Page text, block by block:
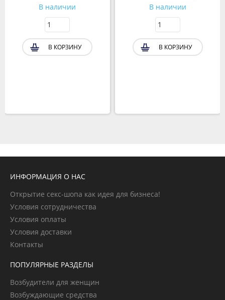
В наличии
В КОРЗИНУ
В наличии
В КОРЗИНУ
ИНФОРМАЦИЯ О НАС
Открытие секс-шопа как идея для бизнеса!
Условия сотрудничества
Условия оплаты
Условия доставки
Контакты
ПОПУЛЯРНЫЕ РАЗДЕЛЫ
Возбудители для женщин
Возбуждающие средства